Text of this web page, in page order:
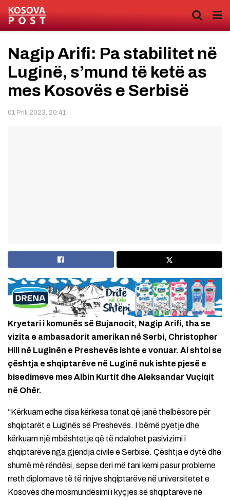
Nagip Arifi: Pa stabilitet në
Luginë, s’mund të ketë as
mes Kosovës e Serbisë
01 Prill 2023, 20:41
Kryetari i komunës së Bujanocit, Nagip Arifi, tha se
vizita e ambasadorit amerikan në Serbi, Christopher
Hill në Luginën e Preshevës ishte e vonuar. Ai shtoi se
çështja e shqiptarëve në Luginë nuk ishte pjesë e
bisedimeve mes Albin Kurtit dhe Aleksandar Vuçiqit
në Ohër.
“Kërkuam edhe disa kërkesa tonat që janë thelbësore për
shqiptarët e Luginës së Preshevës. I bëmë pyetje dhe
kërkuam një mbështetje që të ndalohet pasivizimi i
shqiptarëve nga gjendja civile e Serbisë. Çështja e dytë dhe
shumë më rëndësi, sepse deri më tani kemi pasur probleme
rreth diplomave të të rinjve shqiptarëve në universitetet e
Kosovës dhe mosmundësimi i kyçjes së shqiptarëve në